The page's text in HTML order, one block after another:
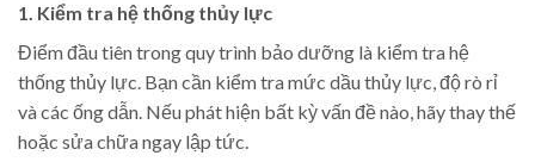
1. Kiểm tra hệ thống thủy lực
Điểm đầu tiên trong quy trình bảo dưỡng là kiểm tra hệ
thống thủy lực. Bạn cần kiểm tra mức dầu thủy lực, độ rò rỉ
và các ống dẫn. Nếu phát hiện bất kỳ vấn đề nào, hãy thay thế
hoặc sửa chữa ngay lập tức.